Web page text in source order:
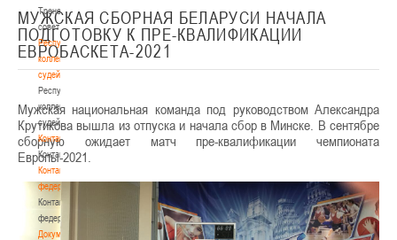
Тренерский
совет
Республиканская
коллегия
судей
Республиканская
коллегия
судей
Контакты
Контакты
Контакты
федерации
Контакты
федерации
Документы
МУЖСКАЯ СБОРНАЯ БЕЛАРУСИ НАЧАЛА
ПОДГОТОВКУ К ПРЕ-КВАЛИФИКАЦИИ
ЕВРОБАСКЕТА-2021
Мужская национальная команда под руководством Александра
Крутикова вышла из отпуска и начала сбор в Минске. В сентябре
сборную ожидает матч пре-квалификации чемпионата
Европы-2021.